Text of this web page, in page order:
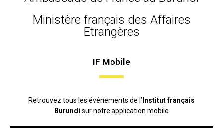
Ministère français des Affaires
Etrangères
IF Mobile
Retrouvez tous les événements de l’ Institut français
Burundi sur notre application mobile